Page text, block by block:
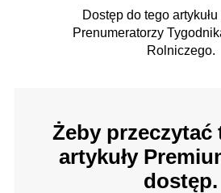
Dostęp do tego
Prenumeratorzy
Rolniczego.
Żeby przeczytać
artykuły
dostęp.